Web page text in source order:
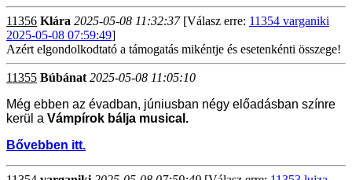
11356 Klára 2025-05-08 11:32:37[Válasz erre: 11354 varganiki
2025-05-08 07:59:49]
Azért elgondolkodtató a támogatás mikéntje és esetenkénti összege!
11355 Búbánat 2025-05-08 11:05:10
Még ebben az évadban, júniusban négy előadásban színre
kerül a Vámpírok bálja musical.
Bővebben itt.